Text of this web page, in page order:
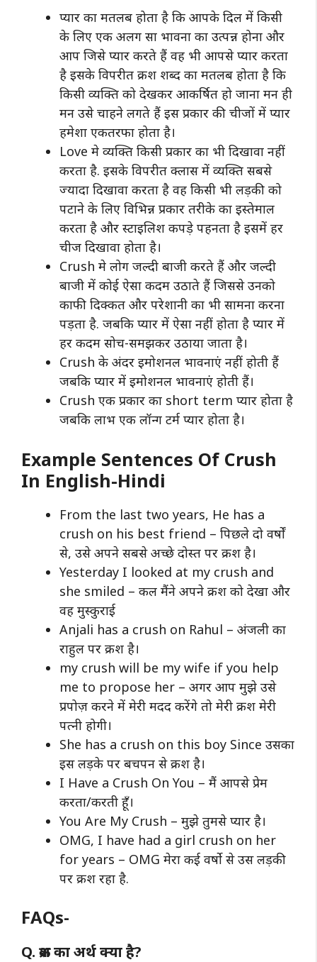
प्यार का मतलब होता है कि आपके दिल में किसी
के लिए एक अलग सा भावना का उत्पन्न होना और
आप जिसे प्यार करते हैं वह भी आपसे प्यार करता
है इसके विपरीत क्रश शब्द का मतलब होता है कि
किसी व्यक्ति को देखकर आकर्षित हो जाना मन ही
मन उसे चाहने लगते हैं इस प्रकार की चीजों में प्यार
हमेशा एकतरफा होता है।
Love मे व्यक्ति किसी प्रकार का भी दिखावा नहीं
करता है. इसके विपरीत क्लास में व्यक्ति सबसे
ज्यादा दिखावा करता है वह किसी भी लड़की को
पटाने के लिए विभिन्न प्रकार तरीके का इस्तेमाल
करता है और स्टाइलिश कपड़े पहनता है इसमें हर
चीज दिखावा होता है।
Crush मे लोग जल्दी बाजी करते हैं और जल्दी
बाजी में कोई ऐसा कदम उठाते हैं जिससे उनको
काफी दिक्कत और परेशानी का भी सामना करना
पड़ता है. जबकि प्यार में ऐसा नहीं होता है प्यार में
हर कदम सोच-समझकर उठाया जाता है।
Crush के अंदर इमोशनल भावनाएं नहीं होती हैं
जबकि प्यार में इमोशनल भावनाएं होती हैं।
Crush एक प्रकार का short term प्यार होता है
जबकि लाभ एक लॉन्ग टर्म प्यार होता है।
Example Sentences Of Crush
In English-Hindi
From the last two years, He has a
crush on his best friend – पिछले दो वर्षों
से, उसे अपने सबसे अच्छे दोस्त पर क्रश है।
Yesterday I looked at my crush and
she smiled – कल मैंने अपने क्रश को देखा और
वह मुस्कुराई
Anjali has a crush on Rahul – अंजली का
राहुल पर क्रश है।
my crush will be my wife if you help
me to propose her – अगर आप मुझे उसे
प्रपोज़ करने में मेरी मदद करेंगे तो मेरी क्रश मेरी
पत्नी होगी।
She has a crush on this boy Since उसका
इस लड़के पर बचपन से क्रश है।
I Have a Crush On You – मैं आपसे प्रेम
करता/करती हूँ।
You Are My Crush – मुझे तुमसे प्यार है।
OMG, I have had a girl crush on her
for years – OMG मेरा कई वर्षो से उस लड़की
पर क्रश रहा है.
FAQs-
Q. क्रश का अर्थ क्या है?